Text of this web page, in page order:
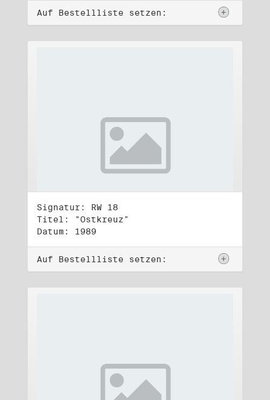
Auf Bestellliste setzen:
Signatur: RW 18
Titel: "Ostkreuz"
Datum: 1989
Auf Bestellliste setzen: